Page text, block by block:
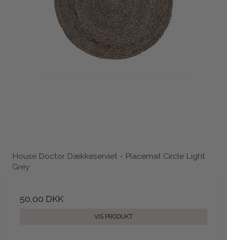
House Doctor Dækkeserviet - Placemat Circle Light
Grey
50,00 DKK
VIS PRODUKT